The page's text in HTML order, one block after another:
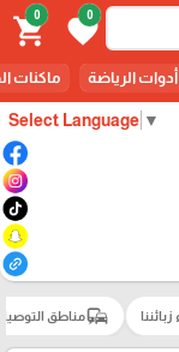
Select Language ▼
0
favorite
0
shopping_cart
أدوات الرياضة ماكنات
زبائننا commuteمناطق